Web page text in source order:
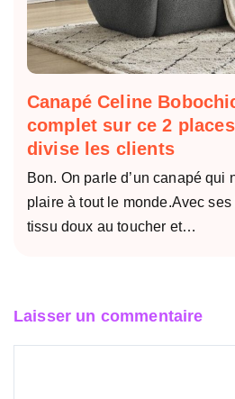
Canapé Celine
complet sur ce 2
divise les clients
Bon. On parle d’un canapé qui
plaire à tout le monde.Avec
tissu doux au toucher et…
Laisser un commentaire